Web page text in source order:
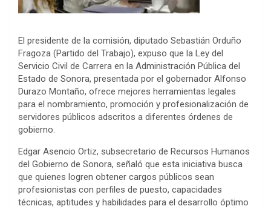
El presidente de la comisión, diputado Sebastián Orduño
Fragoza (Partido del Trabajo), expuso que la Ley del
Servicio Civil de Carrera en la Administración Pública del
Estado de Sonora, presentada por el gobernador Alfonso
Durazo Montaño, ofrece mejores herramientas legales
para el nombramiento, promoción y profesionalización de
servidores públicos adscritos a diferentes órdenes de
gobierno.
Edgar Asencio Ortiz, subsecretario de Recursos Humanos
del Gobierno de Sonora, señaló que esta iniciativa busca
que quienes logren obtener cargos públicos sean
profesionistas con perfiles de puesto, capacidades
técnicas, aptitudes y habilidades para el desarrollo óptimo